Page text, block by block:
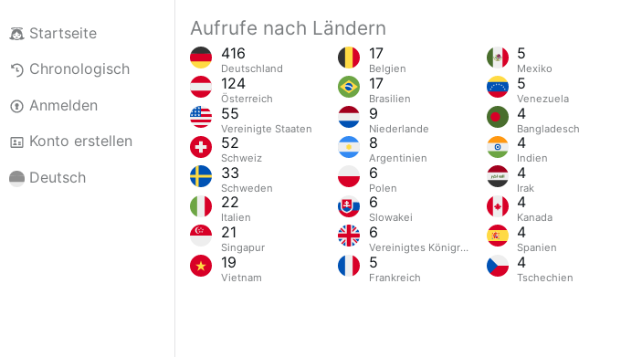
Startseite
Chronologisch
Anmelden
Konto erstellen
Deutsch
Aufrufe nach Ländern
416
Deutschland
124
Österreich
55
Vereinigte Staaten
52
Schweiz
33
Schweden
22
Italien
21
Singapur
19
Vietnam
17
Belgien
17
Brasilien
9
Niederlande
8
Argentinien
6
Polen
6
Slowakei
6
Vereinigtes Königreich
5
Frankreich
5
Mexiko
5
Venezuela
4
Bangladesch
4
Indien
4
Irak
4
Kanada
4
Spanien
4
Tschechien